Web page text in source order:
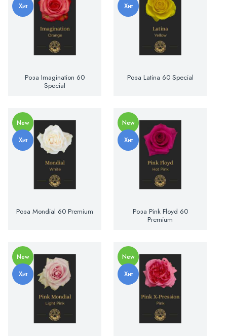
Хит
Роза Imagination 60
Special
Хит
Роза Latina 60 Special
New
Хит
Роза Mondial 60 Premium
New
Хит
Роза Pink Floyd 60
Premium
New
Хит
New
Хит